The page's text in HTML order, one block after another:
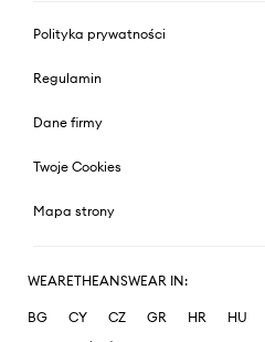
Polityka prywatności
Regulamin
Dane firmy
Twoje Cookies
Mapa strony
WEARETHEANSWEAR IN:
BG CY CZ GR HR HU